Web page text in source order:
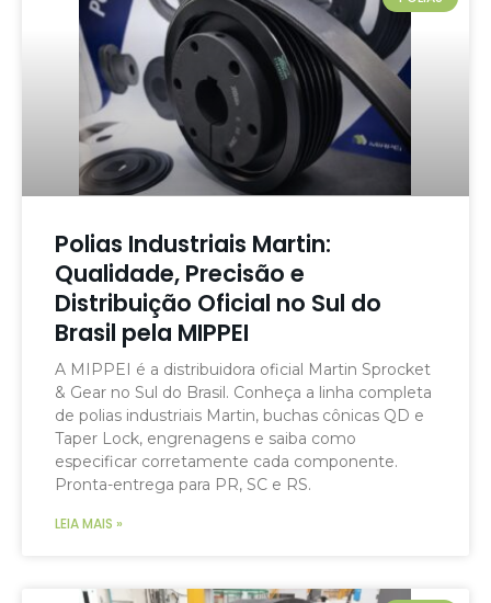
Polias Industriais Martin:
Qualidade, Precisão e
Distribuição Oficial no Sul do
Brasil pela MIPPEI
A MIPPEI é a distribuidora oficial Martin Sprocket
& Gear no Sul do Brasil. Conheça a linha completa
de polias industriais Martin, buchas cônicas QD e
Taper Lock, engrenagens e saiba como
especificar corretamente cada componente.
Pronta-entrega para PR, SC e RS.
LEIA MAIS »